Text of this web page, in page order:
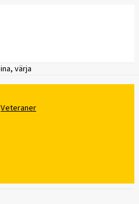
värja
Veteraner